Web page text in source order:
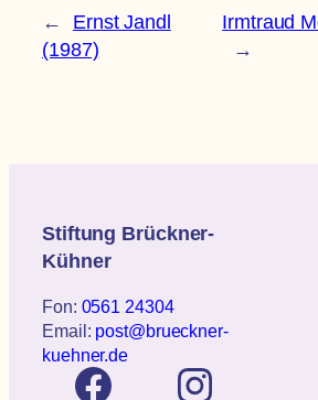
←
Ernst Jandl
(1987)
Irmtraud
→
Stiftung Brückner-
Kühner
Fon: 0561 24304
Email: post@brueckner-
kuehner.de